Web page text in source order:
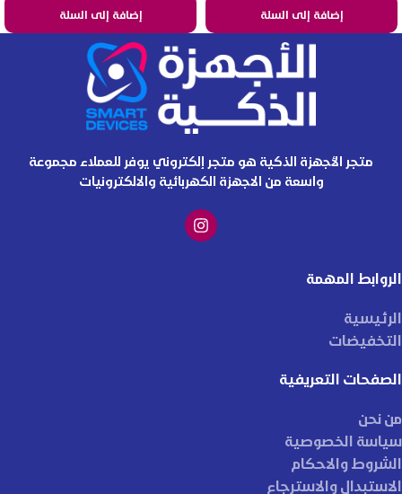
إضافة إلى السلة إضافة إلى السلة
متجر الأجهزة الذكية هو متجر إلكتروني يوفر للعملاء مجموعة
واسعة من الاجهزة الكهربائية والالكترونيات
الروابط المهمة
الرئيسية
التخفيضات
الصفحات التعريفية
من نحن
سياسة الخصوصية
الشروط والاحكام
الاستبدال والاسترجاع